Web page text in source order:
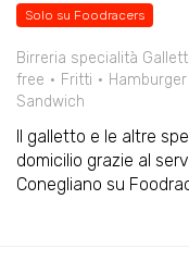
Solo su Foodracers
Birreria specialità
free
Fritti Hamburger
Sandwich
Il galletto e le altre
domicilio grazie al
Conegliano su